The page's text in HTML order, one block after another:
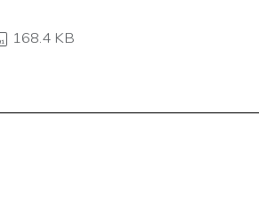
168.4 KB